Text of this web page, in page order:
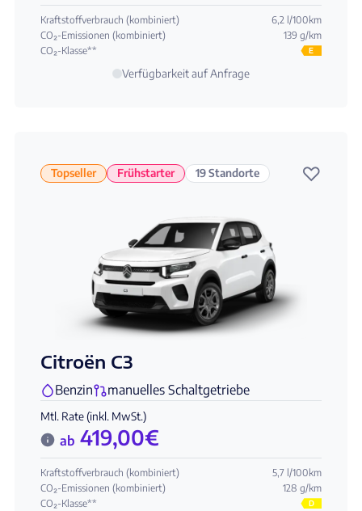
Kraftstoffverbrauch (kombiniert)
6,2 l/100km
CO₂-Emissionen (kombiniert)
139 g/km
CO₂-Klasse**
E
Verfügbarkeit auf Anfrage
Topseller Frühstarter 19 Standorte ♡
Citroën C3
Benzin manuelles Schaltgetriebe
Mtl. Rate (inkl. MwSt.)
ab 419,00€
Kraftstoffverbrauch (kombiniert)
5,7 l/100km
CO₂-Emissionen (kombiniert)
128 g/km
CO₂-Klasse**
D